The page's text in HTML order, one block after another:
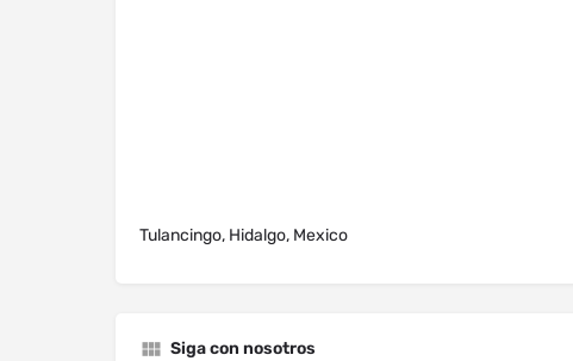
Tulancingo, Hidalgo, Mexico
Siga con nosotros